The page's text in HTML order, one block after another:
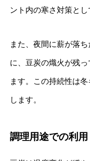
ント内の寒さ対策とし
また、夜間に薪が落
に、豆炭の熾火が残
ます。この持続性は
します。
調理用途での利用